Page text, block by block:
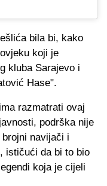
bila bi, kako
koji je
kluba Sarajevo i
Hase".
razmatrati ovaj
podrška nije
navijači i
ističući da bi to bio
koja je cijeli